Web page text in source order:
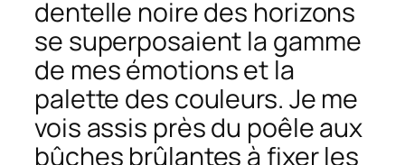
dentelle noire des horizons
se superposaient la gamme
de mes émotions et la
palette des couleurs. Je me
vois assis près du poêle aux
bûches brûlantes à fixer les